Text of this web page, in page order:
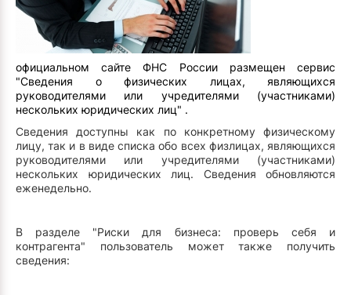
официальном сайте ФНС России размещен сервис
"Сведения о физических лицах, являющихся
руководителями или учредителями (участниками)
нескольких юридических лиц" .
Сведения доступны как по конкретному физическому
лицу, так и в виде списка обо всех физлицах, являющихся
руководителями или учредителями (участниками)
нескольких юридических лиц. Сведения обновляются
еженедельно.
В разделе "Риски для бизнеса: проверь себя и
контрагента" пользователь может также получить
сведения: